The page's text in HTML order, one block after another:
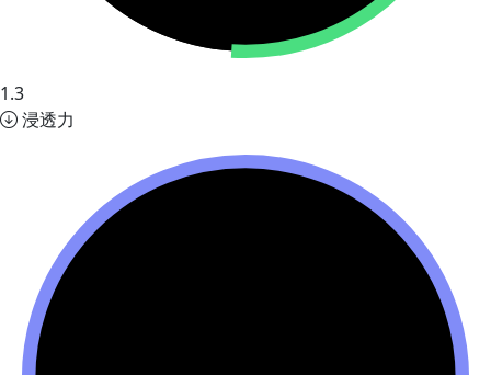
1.3
浸透力